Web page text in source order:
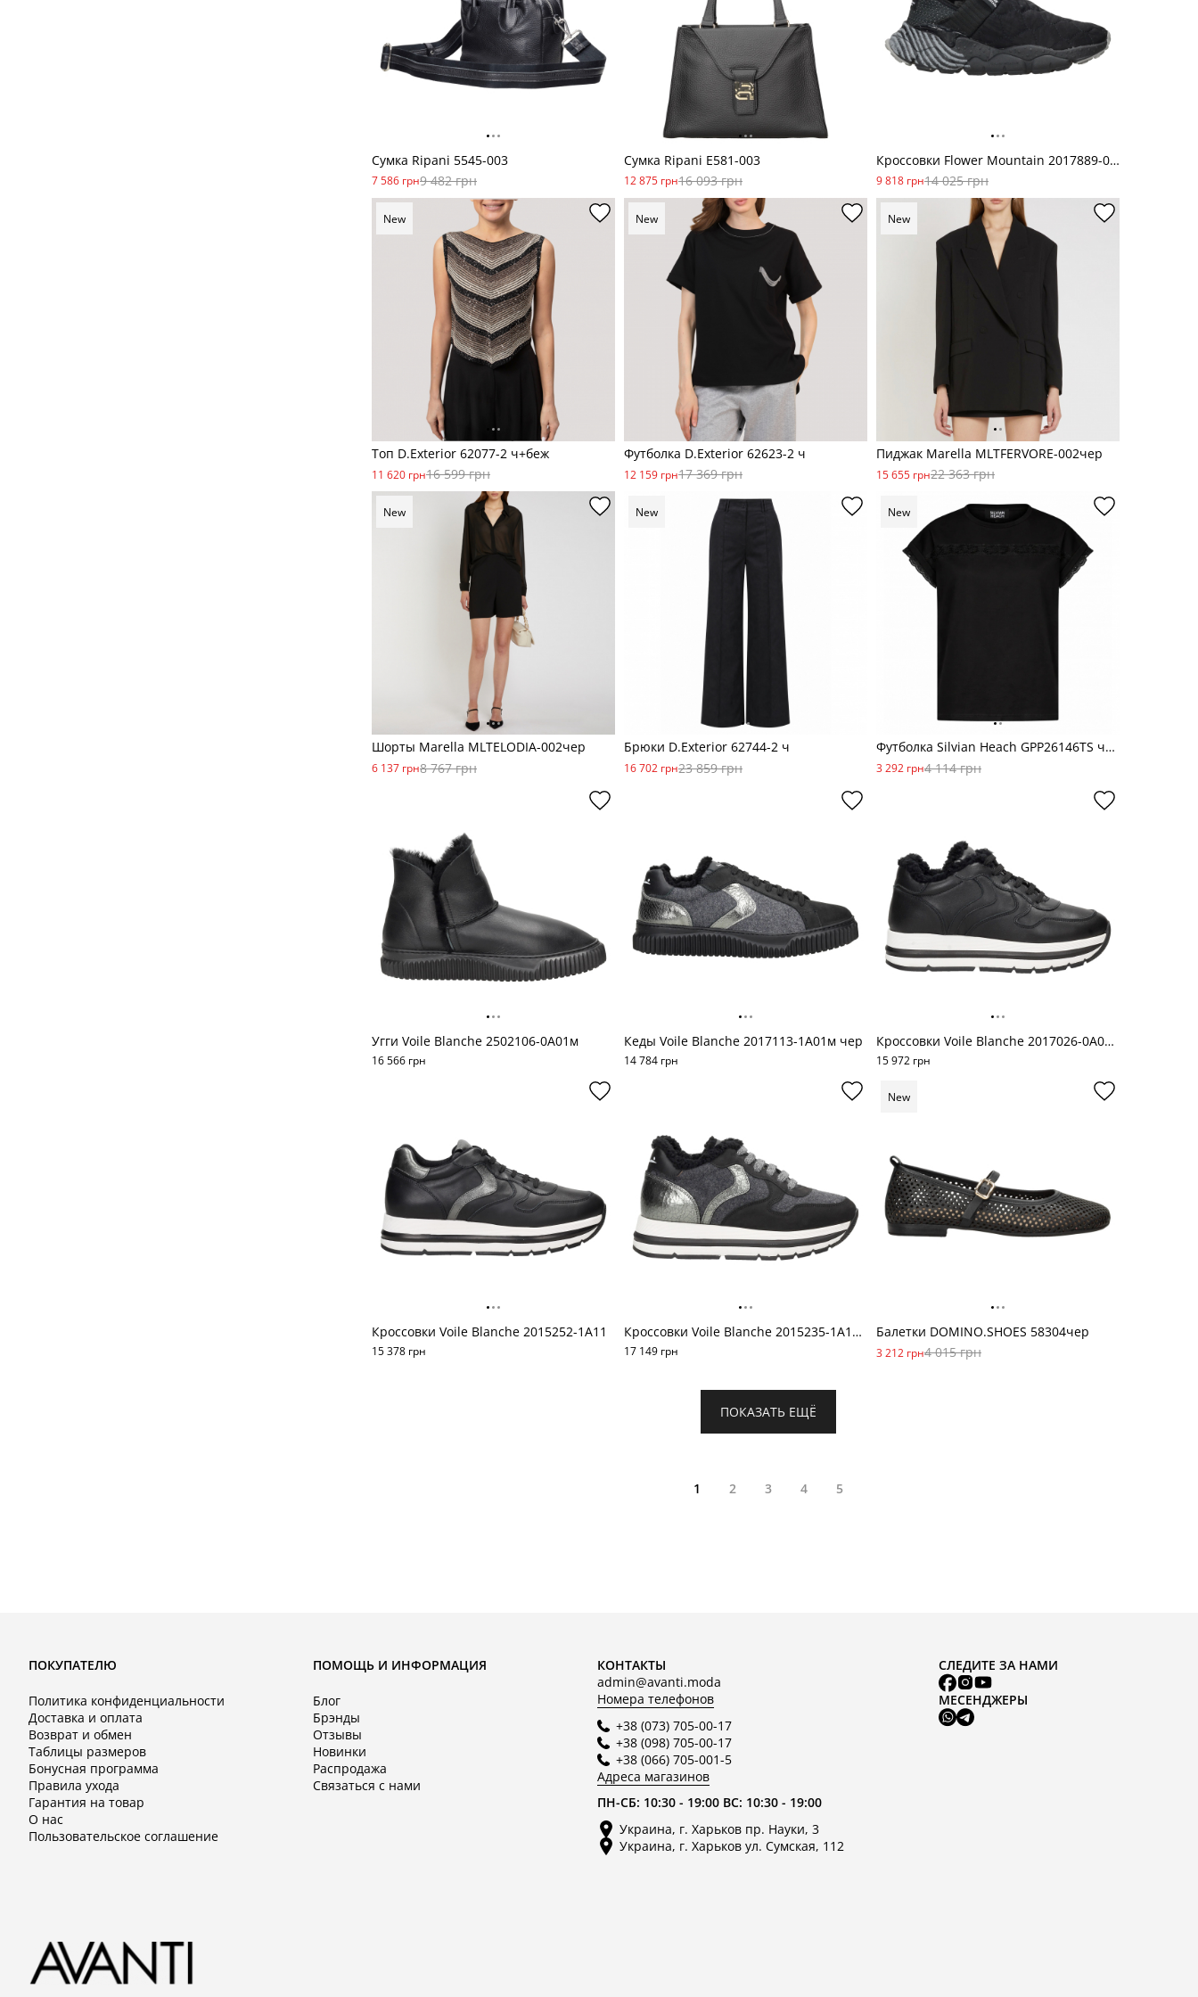
Сумка Ripani 5545-003
7 586 грн9 482 грн
Сумка Ripani E581-003
12 875 грн16 093 грн
Кроссовки Flower Mountain 2017889-0A01
9 818 грн14 025 грн
Топ D.Exterior 62077-2 ч+беж
11 620 грн16 599 грн
New
Футболка D.Exterior 62623-2 ч
12 159 грн17 369 грн
New
Пиджак Marella MLTFERVORE-002чер
15 655 грн22 363 грн
New
Шорты Marella MLTELODIA-002чер
6 137 грн8 767 грн
New
Брюки D.Exterior 62744-2 ч
16 702 грн23 859 грн
New
Футболка Silvian Heach GPP26146TS чер
3 292 грн4 114 грн
New
Угги Voile Blanche 2502106-0A01м
16 566 грн
Кеды Voile Blanche 2017113-1A01м чер
14 784 грн
Кроссовки Voile Blanche 2017026-0A01м кож
15 972 грн
Кроссовки Voile Blanche 2015252-1A11
15 378 грн
Кроссовки Voile Blanche 2015235-1A16м черн
17 149 грн
Балетки DOMINO.SHOES 58304чер
3 212 грн4 015 грн
New
ПОКАЗАТЬ ЕЩЁ
1 2 3 4 5
ПОКУПАТЕЛЮ
Политика конфиденциальности
Доставка и оплата
Возврат и обмен
Таблицы размеров
Бонусная программа
Правила ухода
Гарантия на товар
О нас
Пользовательское соглашение
ПОМОЩЬ И ИНФОРМАЦИЯ
Блог
Брэнды
Отзывы
Новинки
Распродажа
Связаться с нами
КОНТАКТЫ
admin@avanti.moda
Номера телефонов
+38 (073) 705-00-17
+38 (098) 705-00-17
+38 (066) 705-001-5
Адреса магазинов
ПН-СБ: 10:30 - 19:00 ВС: 10:30 - 19:00
Украина, г. Харьков пр. Науки, 3
Украина, г. Харьков ул. Сумская, 112
СЛЕДИТЕ ЗА НАМИ
МЕСЕНДЖЕРЫ